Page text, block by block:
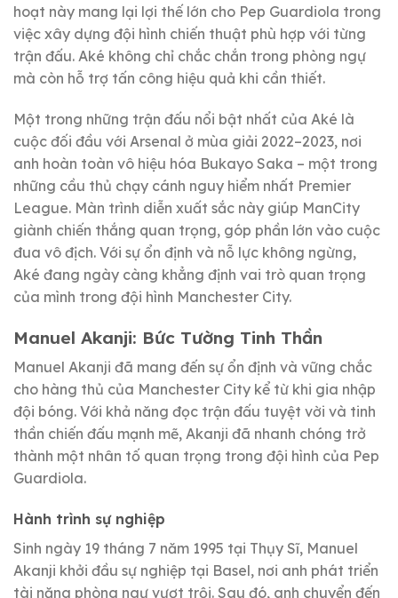
hoạt này mang lại lợi thế lớn cho Pep Guardiola trong
việc xây dựng đội hình chiến thuật phù hợp với từng
trận đấu. Aké không chỉ chắc chắn trong phòng ngự
mà còn hỗ trợ tấn công hiệu quả khi cần thiết.
Một trong những trận đấu nổi bật nhất của Aké là
cuộc đối đầu với Arsenal ở mùa giải 2022–2023, nơi
anh hoàn toàn vô hiệu hóa Bukayo Saka – một trong
những cầu thủ chạy cánh nguy hiểm nhất Premier
League. Màn trình diễn xuất sắc này giúp ManCity
giành chiến thắng quan trọng, góp phần lớn vào cuộc
đua vô địch. Với sự ổn định và nỗ lực không ngừng,
Aké đang ngày càng khẳng định vai trò quan trọng
của mình trong đội hình Manchester City.
Manuel Akanji: Bức Tường Tinh Thần
Manuel Akanji đã mang đến sự ổn định và vững chắc
cho hàng thủ của Manchester City kể từ khi gia nhập
đội bóng. Với khả năng đọc trận đấu tuyệt vời và tinh
thần chiến đấu mạnh mẽ, Akanji đã nhanh chóng trở
thành một nhân tố quan trọng trong đội hình của Pep
Guardiola.
Hành trình sự nghiệp
Sinh ngày 19 tháng 7 năm 1995 tại Thụy Sĩ, Manuel
Akanji khởi đầu sự nghiệp tại Basel, nơi anh phát triển
tài năng phòng ngự vượt trội. Sau đó, anh chuyển đến